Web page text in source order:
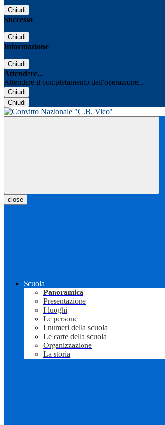
Chiudi
Successo
Chiudi
Informazione
Chiudi
Attendere...
Attendere il completamento dell'operazione...
Chiudi
Chiudi
close
Scuola
Panoramica
Presentazione
I luoghi
Le persone
I numeri della scuola
Le carte della scuola
Organizzazione
La storia